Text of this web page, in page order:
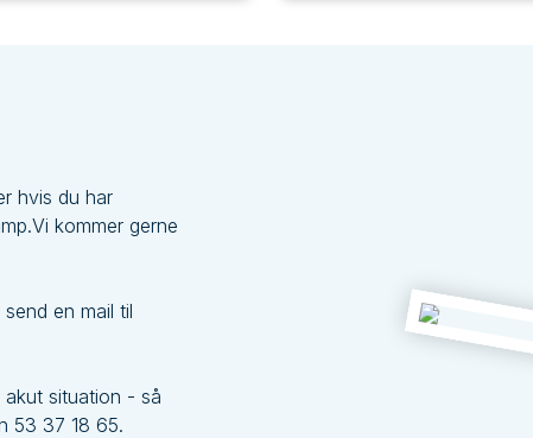
hvis du har
kommer gerne
send en mail til
situation - så
53 37 18 65.